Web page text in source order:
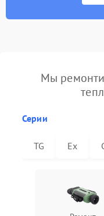
Мы
Серии
TG Ex